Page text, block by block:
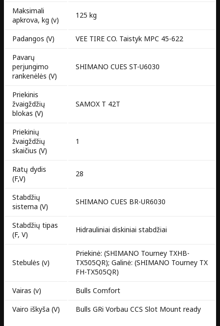
Maksimali
apkrova, kg (v)
125 kg
Padangos (V)
VEE TIRE CO. Taistyk MPC 45-622
Pavarų
perjungimo
rankenėlės (V)
SHIMANO CUES ST-U6030
Priekinis
žvaigždžių
blokas (V)
SAMOX T 42T
Priekinių
žvaigždžių
skaičius (V)
1
Ratų dydis
(F,V)
28
Stabdžių
sistema (V)
SHIMANO CUES BR-UR6030
Stabdžių tipas
(F, V)
Hidrauliniai diskiniai stabdžiai
Stebulės (v)
Priekinė: (SHIMANO Tourney TXHB-
TX505QR); Galinė: (SHIMANO Tourney TX
FH-TX505QR)
Vairas (v)
Bulls Comfort
Vairo iškyša (V)
Bulls GRi Vorbau CCS Slot Mount ready